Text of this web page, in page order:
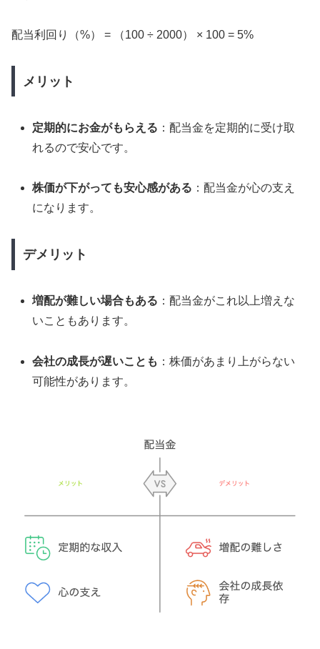
配当利回り（%） = （100 ÷ 2000） × 100 = 5%
メリット
定期的にお金がもらえる ：配当金を定期的に受け取
れるので安心です。
株価が下がっても安心感がある ：配当金が心の支え
になります。
デメリット
増配が難しい場合もある ：配当金がこれ以上増えな
いこともあります。
会社の成長が遅いことも ：株価があまり上がらない
可能性があります。